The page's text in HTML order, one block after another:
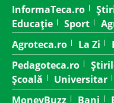
InformaTeca.ro
Educație
Sport
Agroteca.ro
La Zi
Pedagoteca.ro
Școală
Universitar
MoneyBuzz
Bani